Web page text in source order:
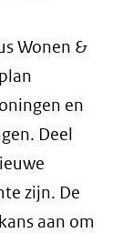
Wonen &
en
Deel
zijn. De
aan om